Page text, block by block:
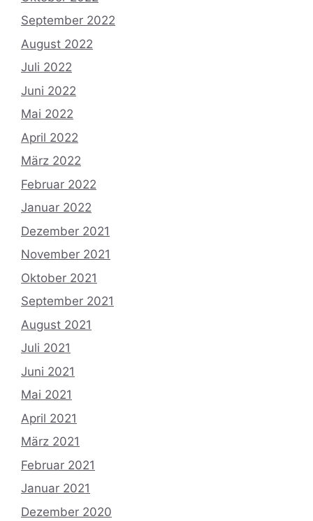
September 2022
August 2022
Juli 2022
Juni 2022
Mai 2022
April 2022
März 2022
Februar 2022
Januar 2022
Dezember 2021
November 2021
Oktober 2021
September 2021
August 2021
Juli 2021
Juni 2021
Mai 2021
April 2021
März 2021
Februar 2021
Januar 2021
Dezember 2020